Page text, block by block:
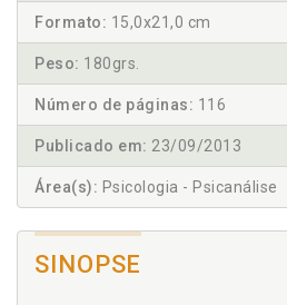
Formato: 15,0x21,0 cm
Peso: 180grs.
Número de páginas: 116
Publicado em: 23/09/2013
Área(s): Psicologia - Psicanálise
SINOPSE